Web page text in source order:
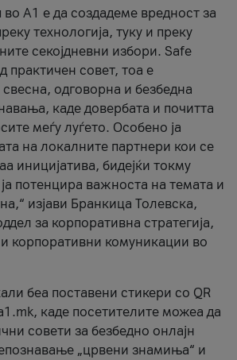
А1 е да создадеме вредност за
технологија, туку и преку
секојдневни избори. Safe
практичен совет, тоа е
одговорна и безбедна
каде довербата и почитта
меѓу луѓето. Особено ја
на локалните партнери кои се
иницијатива, бидејќи токму
потенцира важноста на темата и
изјави Бранкица Толевска,
за корпоративна стратегија,
корпоративни комуникации во
беа поставени стикери со QR
каде посетителите можеа да
совети за безбедно онлајн
„црвени знамиња“ и